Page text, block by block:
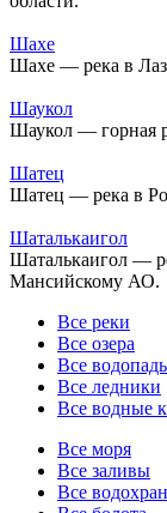
Шахе
Шахе — река в
Шаукол
Шаукол — горная
Шатец
Шатец — река в
Шаталькаигол
Шаталькаигол —
Мансийскому АО.
Все реки
Все озера
Все
Все ледники
Все водные
Все моря
Все заливы
Все